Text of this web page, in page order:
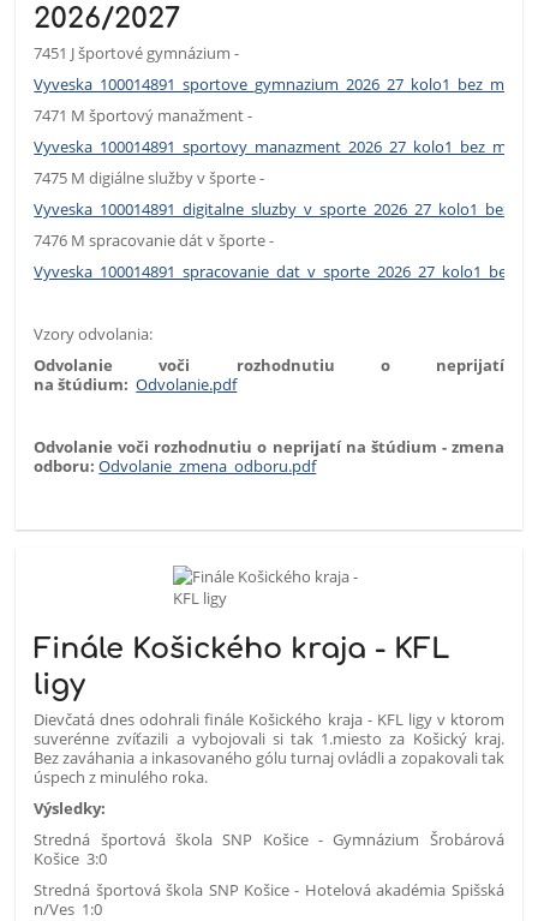
2026/2027
7451 J športové gymnázium -
7471 M športový manažment -
7475 M digiálne služby v športe -
7476 M spracovanie dát v športe -
Vzory odvolania:
Odvolanie voči rozhodnutiu o neprijatí
na štúdium:Odvolanie.pdf
Odvolanie voči rozhodnutiu o neprijatí na štúdium - zmena
odboru:Odvolanie_zmena_odboru.pdf
Finále Košického kraja - KFL
ligy
Dievčatá dnes odohrali finále Košického kraja - KFL ligy v ktorom
suverénne zvíťazili a vybojovali si tak 1.miesto za Košický kraj.
Bez zaváhania a inkasovaného gólu turnaj ovládli a zopakovali tak
úspech z minulého roka.
Výsledky:
Stredná športová škola SNP Košice - Gymnázium Šrobárová
Košice 3:0
Stredná športová škola SNP Košice - Hotelová akadémia Spišská
n/Ves 1:0